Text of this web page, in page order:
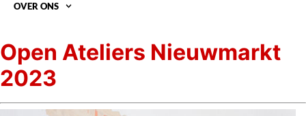
OVER ONS
Open Ateliers Nieuwmarkt
2023